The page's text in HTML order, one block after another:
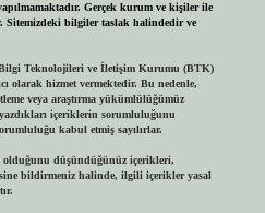
Gerçek kurum ve kişiler ile
Sitemizdeki bilgiler taslak halindedir ve
Bilgi Teknolojileri ve İletişim Kurumu (BTK)
olarak hizmet vermektedir. Bu nedenle,
veya araştırma yükümlülüğümüz
içeriklerin sorumluluğunu
kabul etmiş sayılırlar.
olduğunu düşündüğünüz içerikleri,
bildirmeniz halinde, ilgili içerikler yasal